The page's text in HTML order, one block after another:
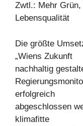
Zwtl.: Mehr
Lebensqualität
Die größte
„Wiens Zukunft
nachhaltig
erfolgreich
abgeschlossen
klimafitte